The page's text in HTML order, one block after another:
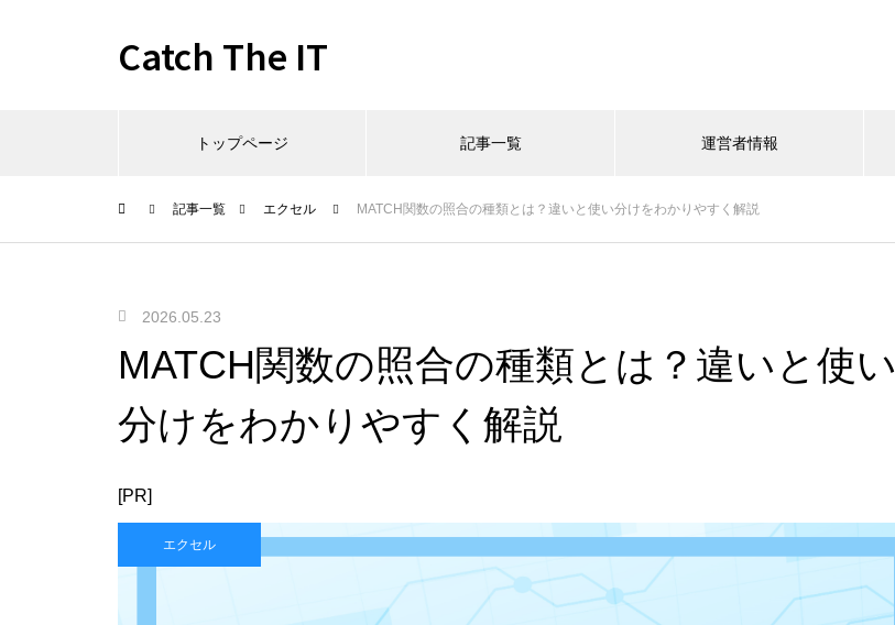
Catch The IT
トップページ 記事一覧 運営者情報
記事一覧 エクセル MATCH関数の照合の種類とは？違いと使い分けをわかりやすく解説
2026.05.23
MATCH関数の照合の種類とは？違いと使い
分けをわかりやすく解説
[PR]
エクセル